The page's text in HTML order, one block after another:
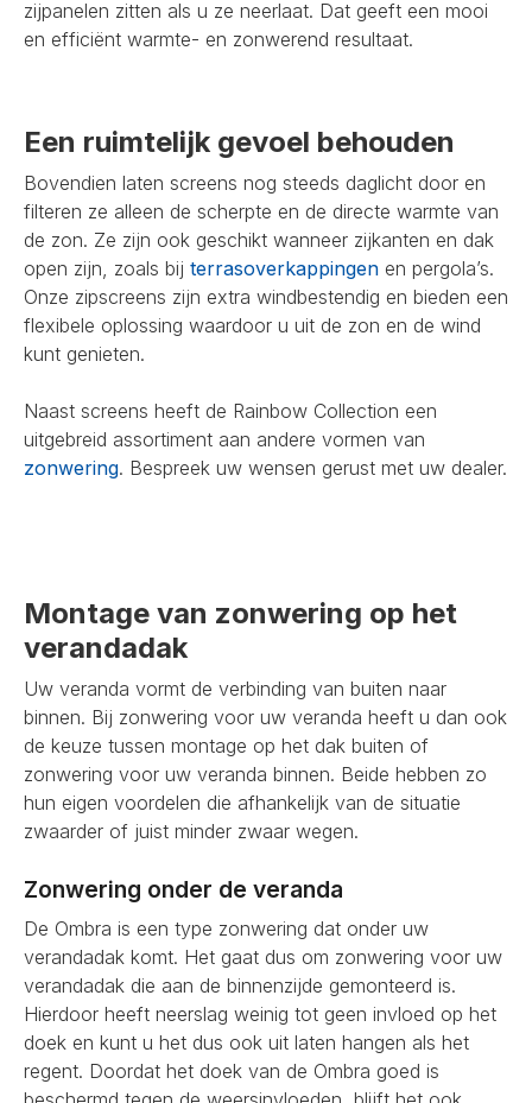
zijpanelen zitten als u ze neerlaat. Dat geeft een mooi
en efficiënt warmte- en zonwerend resultaat.
Een ruimtelijk gevoel behouden
Bovendien laten screens nog steeds daglicht door en
filteren ze alleen de scherpte en de directe warmte van
de zon. Ze zijn ook geschikt wanneer zijkanten en dak
open zijn, zoals bij terrasoverkappingen en pergola’s.
Onze zipscreens zijn extra windbestendig en bieden een
flexibele oplossing waardoor u uit de zon en de wind
kunt genieten.
Naast screens heeft de Rainbow Collection een
uitgebreid assortiment aan andere vormen van
zonwering. Bespreek uw wensen gerust met uw dealer.
Montage van zonwering op het
verandadak
Uw veranda vormt de verbinding van buiten naar
binnen. Bij zonwering voor uw veranda heeft u dan ook
de keuze tussen montage op het dak buiten of
zonwering voor uw veranda binnen. Beide hebben zo
hun eigen voordelen die afhankelijk van de situatie
zwaarder of juist minder zwaar wegen.
Zonwering onder de veranda
De Ombra is een type zonwering dat onder uw
verandadak komt. Het gaat dus om zonwering voor uw
verandadak die aan de binnenzijde gemonteerd is.
Hierdoor heeft neerslag weinig tot geen invloed op het
doek en kunt u het dus ook uit laten hangen als het
regent. Doordat het doek van de Ombra goed is